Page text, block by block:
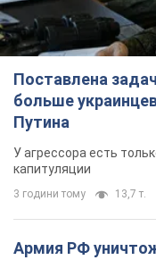
4 години тому 12,0 т.
Киево-
"монстром"?
отказались
небоскреба
7 годин тому